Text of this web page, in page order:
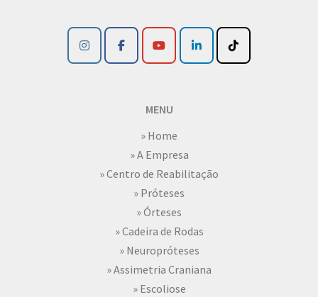
MENU
» Home
» A Empresa
» Centro de Reabilitação
» Próteses
» Órteses
» Cadeira de Rodas
» Neuropróteses
» Assimetria Craniana
» Escoliose